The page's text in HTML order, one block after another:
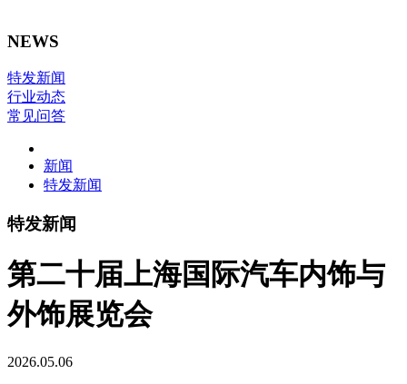
NEWS
特发新闻
行业动态
常见问答
新闻
特发新闻
特发新闻
第二十届上海国际汽车内饰与
外饰展览会
2026.05.06